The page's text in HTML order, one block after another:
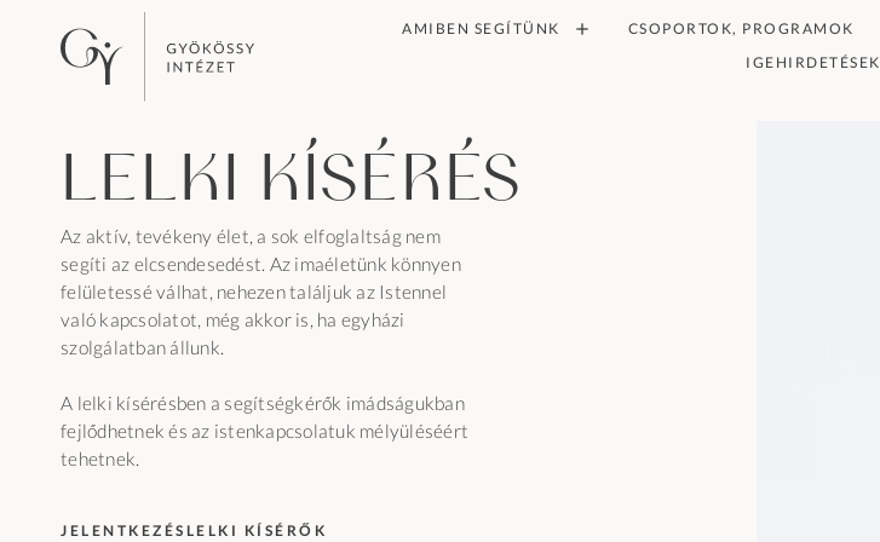
AMIBEN SEGÍTÜNK CSOPORTOK, PROGRAMOK
IGEHIRDETÉSEK
Lelki kísérés
Az aktív, tevékeny élet, a sok elfoglaltság nem
segíti az elcsendesedést. Az imaéletünk könnyen
felületessé válhat, nehezen találjuk az Istennel
való kapcsolatot, még akkor is, ha egyházi
szolgálatban állunk.
A lelki kísérésben a segítségkérők imádságukban
fejlődhetnek és az istenkapcsolatuk mélyüléséért
tehetnek.
JELENTKEZÉS LELKI KÍSÉRŐK